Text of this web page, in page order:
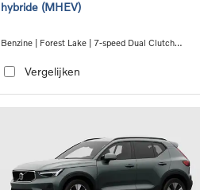
hybride (MHEV)
Benzine | Forest Lake | 7-speed Dual Clutch
Vergelijken